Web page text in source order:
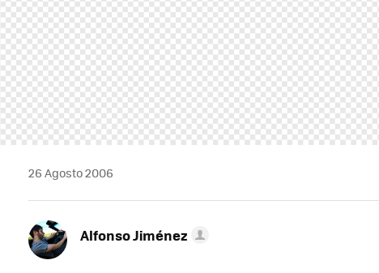
26 Agosto 2006
Alfonso Jiménez